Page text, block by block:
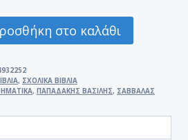
στο καλάθι
, ΣΧΟΛΙΚΑ ΒΙΒΛΙΑ
, ΠΑΠΑΔΑΚΗΣ ΒΑΣΙΛΗΣ, ΣΑΒΒΑΛΑΣ